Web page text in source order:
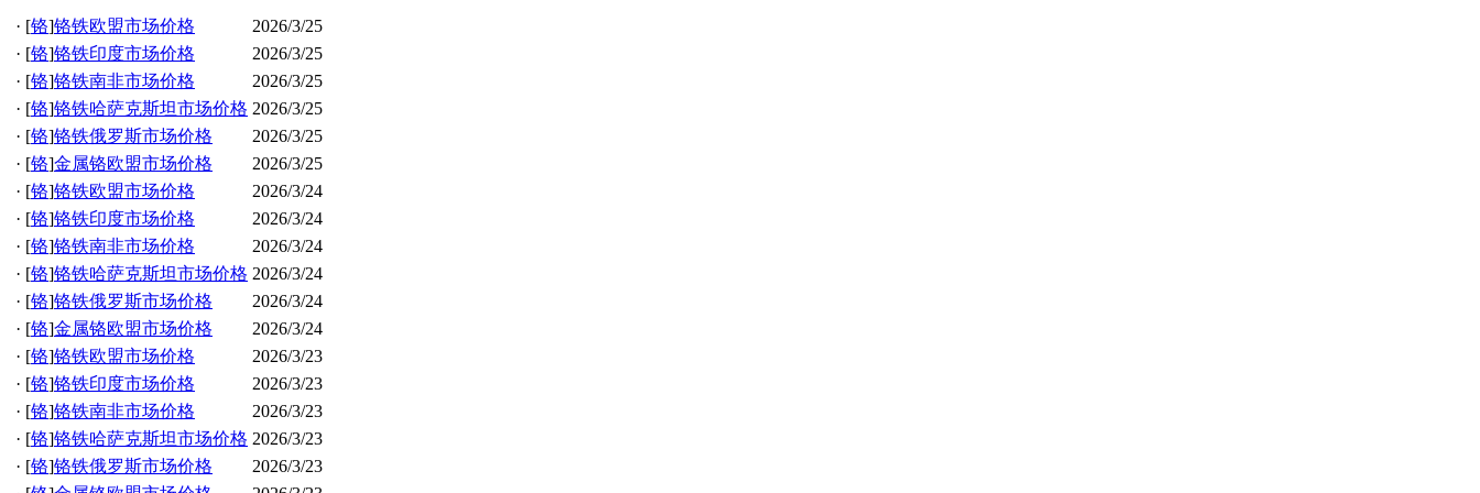
· [铬]铬铁欧盟市场价格
2026/3/25
· [铬]铬铁印度市场价格
2026/3/25
· [铬]铬铁南非市场价格
2026/3/25
· [铬]铬铁哈萨克斯坦市场价格 2026/3/25
· [铬]铬铁俄罗斯市场价格
2026/3/25
· [铬]金属铬欧盟市场价格
2026/3/25
· [铬]铬铁欧盟市场价格
2026/3/24
· [铬]铬铁印度市场价格
2026/3/24
· [铬]铬铁南非市场价格
2026/3/24
· [铬]铬铁哈萨克斯坦市场价格 2026/3/24
· [铬]铬铁俄罗斯市场价格
2026/3/24
· [铬]金属铬欧盟市场价格
2026/3/24
· [铬]铬铁欧盟市场价格
2026/3/23
· [铬]铬铁印度市场价格
2026/3/23
· [铬]铬铁南非市场价格
2026/3/23
· [铬]铬铁哈萨克斯坦市场价格 2026/3/23
· [铬]铬铁俄罗斯市场价格
2026/3/23